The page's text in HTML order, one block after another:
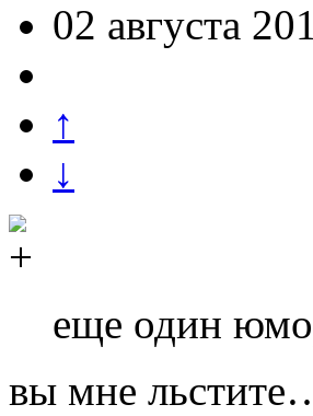
02 августа
↑
↓
еще один
вы мне